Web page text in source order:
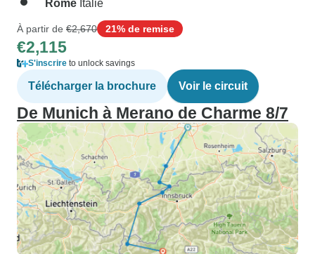
Rome Italie
À partir de €2,670 21% de remise
€2,115
S'inscrire to unlock savings
Télécharger la brochure Voir le circuit
De Munich à Merano de Charme 8/7